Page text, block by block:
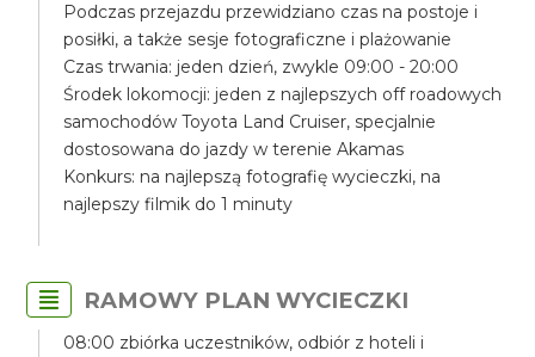
Podczas przejazdu przewidziano czas na postoje i
posiłki, a także sesje fotograficzne i plażowanie
Czas trwania: jeden dzień, zwykle 09:00 - 20:00
Środek lokomocji: jeden z najlepszych off roadowych
samochodów Toyota Land Cruiser, specjalnie
dostosowana do jazdy w terenie Akamas
Konkurs: na najlepszą fotografię wycieczki, na
najlepszy filmik do 1 minuty
RAMOWY PLAN WYCIECZKI
08:00 zbiórka uczestników, odbiór z hoteli i